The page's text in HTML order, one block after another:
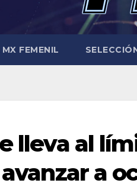
FEMENIL
lleva al
a